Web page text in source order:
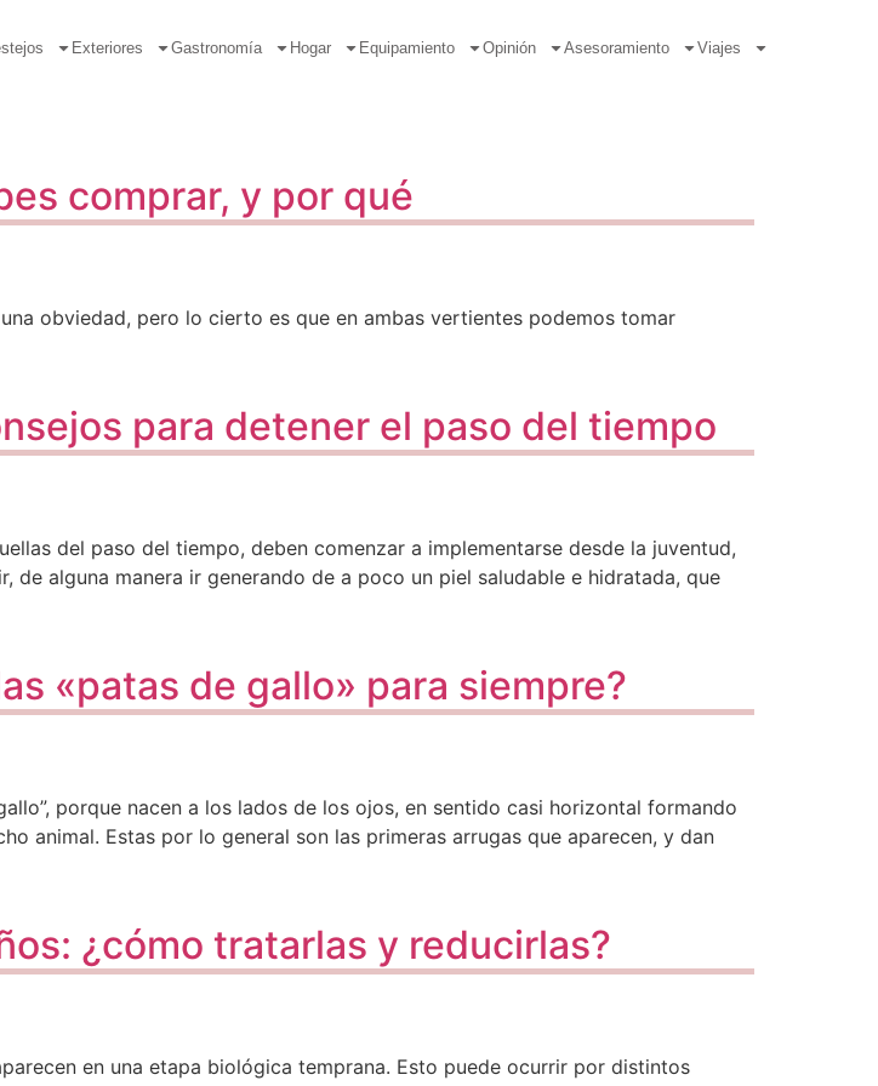
Exteriores Gastronomía Hogar Equipamiento Opinión Asesoramiento Viajes
comprar, y por qué
obviedad, pero lo cierto es que en ambas vertientes podemos tomar
para detener el paso del tiempo
del paso del tiempo, deben comenzar a implementarse desde la juventud,
alguna manera ir generando de a poco un piel saludable e hidratada, que
«patas de gallo» para siempre?
porque nacen a los lados de los ojos, en sentido casi horizontal formando
animal. Estas por lo general son las primeras arrugas que aparecen, y dan
¿cómo tratarlas y reducirlas?
en una etapa biológica temprana. Esto puede ocurrir por distintos